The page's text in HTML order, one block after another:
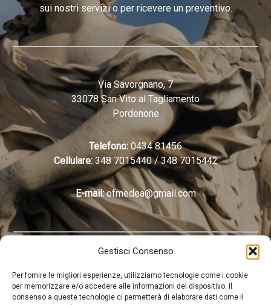
Gestisci Consenso
Per fornire le migliori esperienze, utilizziamo tecnologie come i cookie
per memorizzare e/o accedere alle informazioni del dispositivo. Il
consenso a queste tecnologie ci permetterà di elaborare dati come il
sui nostri servizi o per ricevere un preventivo.
Via Savorgnano, 7
33078 San Vito al Tagliamento
Pordenone
Telefono: 0434 81456
Cellulare: 348 7015440/348 7015442
E-mail: ofmedea@gmail.com
Onoranze funebri Medea | P. I: IVA 01181600931 | All rights
reserved | Powered byDigitalia
Dichiarazione sulla Privacy (UE)- Cookie Policy (UE)-